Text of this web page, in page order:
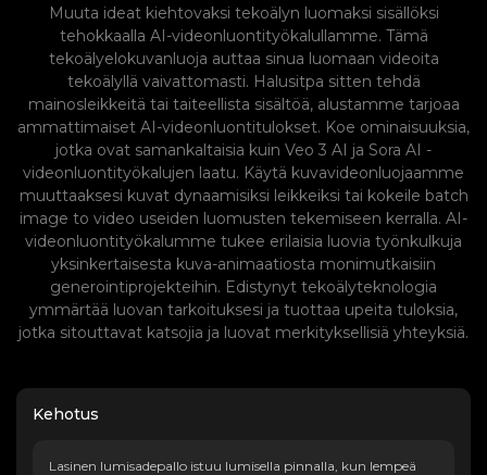
Muuta ideat kiehtovaksi tekoälyn luomaksi sisällöksi
tehokkaalla AI-videonluontityökalullamme. Tämä
tekoälyelokuvanluoja auttaa sinua luomaan videoita
tekoälyllä vaivattomasti. Halusitpa sitten tehdä
mainosleikkeitä tai taiteellista sisältöä, alustamme tarjoaa
ammattimaiset AI-videonluontitulokset. Koe ominaisuuksia,
jotka ovat samankaltaisia kuin Veo 3 AI ja Sora AI -
videonluontityökalujen laatu. Käytä kuvavideonluojaamme
muuttaaksesi kuvat dynaamisiksi leikkeiksi tai kokeile batch
image to video useiden luomusten tekemiseen kerralla. AI-
videonluontityökalumme tukee erilaisia luovia työnkulkuja
yksinkertaisesta kuva-animaatiosta monimutkaisiin
generointiprojekteihin. Edistynyt tekoälyteknologia
ymmärtää luovan tarkoituksesi ja tuottaa upeita tuloksia,
jotka sitouttavat katsojia ja luovat merkityksellisiä yhteyksiä.
Kehotus
Lasinen lumisadepallo istuu lumisella pinnalla, kun lempeä